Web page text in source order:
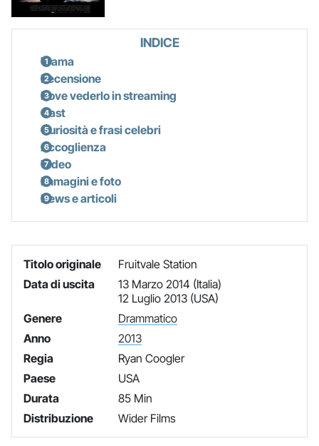
INDICE
Trama
Recensione
Dove vederlo in streaming
Cast
Curiosità e frasi celebri
Accoglienza
Video
Immagini e foto
News e articoli
Titolo originale
Fruitvale Station
Data di uscita
13 Marzo 2014 (Italia)
12 Luglio 2013 (USA)
Genere
Drammatico
Anno
2013
Regia
Ryan Coogler
Paese
USA
Durata
85 Min
Distribuzione
Wider Films